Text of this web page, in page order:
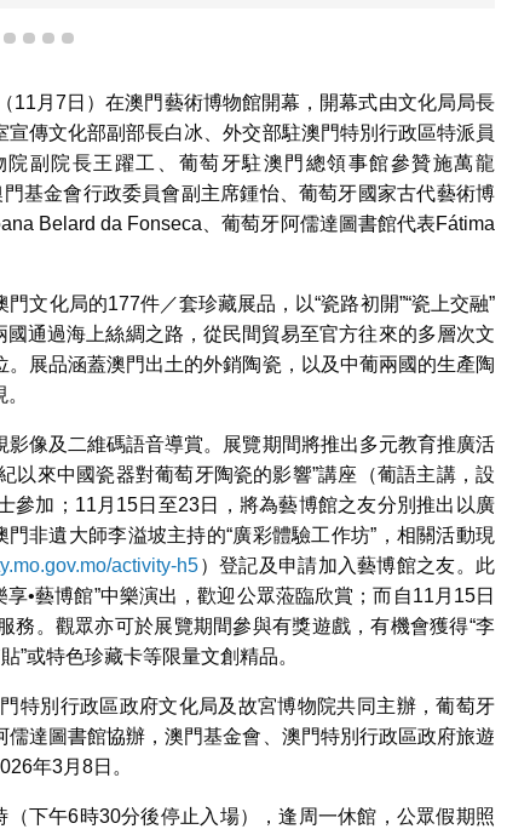
2 3 4 5
月7日）在澳門藝術博物館開幕，開幕式由文化局局長
傳文化部副部長白冰、外交部駐澳門特別行政區特派員
副院長王躍工、葡萄牙駐澳門總領事館參贊施萬龍
基金會行政委員會副主席鍾怡、葡萄牙國家古代藝術博
Belard da Fonseca、葡萄牙阿儒達圖書館代表Fátima
文化局的177件／套珍藏展品，以“瓷路初開”“瓷上交融”
通過海上絲綢之路，從民間貿易至官方往來的多層次文
展品涵蓋澳門出土的外銷陶瓷，以及中葡兩國的生產陶
像及二維碼語音導賞。展覽期間將推出多元教育推廣活
以來中國瓷器對葡萄牙陶瓷的影響”講座（葡語主講，設
參加；11月15日至23日，將為藝博館之友分別推出以廣
非遺大師李溢坡主持的“廣彩體驗工作坊”，相關活動現
activity-h5）登記及申請加入藝博館之友。此
•藝博館”中樂演出，歡迎公眾蒞臨欣賞；而自11月15日
。觀眾亦可於展覽期間參與有獎遊戲，有機會獲得“李
”或特色珍藏卡等限量文創精品。
特別行政區政府文化局及故宮博物院共同主辦，葡萄牙
達圖書館協辦，澳門基金會、澳門特別行政區政府旅遊
年3月8日。
下午6時30分後停止入場），逢周一休館，公眾假期照